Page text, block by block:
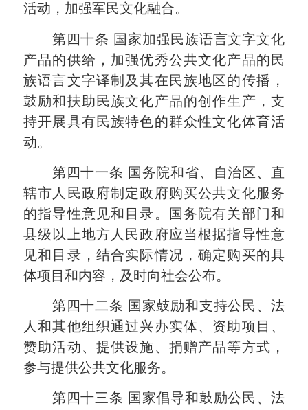
活动，加强军民文化融合。
第四十条 国家加强民族语言文字文化
产品的供给，加强优秀公共文化产品的民
族语言文字译制及其在民族地区的传播，
鼓励和扶助民族文化产品的创作生产，支
持开展具有民族特色的群众性文化体育活
动。
第四十一条 国务院和省、自治区、直
辖市人民政府制定政府购买公共文化服务
的指导性意见和目录。国务院有关部门和
县级以上地方人民政府应当根据指导性意
见和目录，结合实际情况，确定购买的具
体项目和内容，及时向社会公布。
第四十二条 国家鼓励和支持公民、法
人和其他组织通过兴办实体、资助项目、
赞助活动、提供设施、捐赠产品等方式，
参与提供公共文化服务。
第四十三条 国家倡导和鼓励公民、法